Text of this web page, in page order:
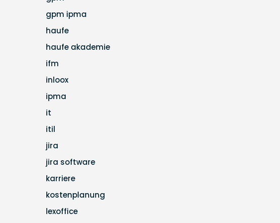
gpm ipma
haufe
haufe akademie
ifm
inloox
ipma
it
itil
jira
jira software
karriere
kostenplanung
lexoffice